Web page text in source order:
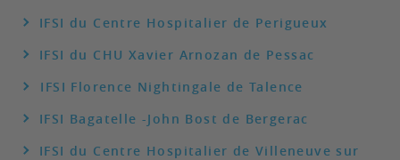
IFSI du Centre Hospitalier de Perigueux
IFSI du CHU Xavier Arnozan de Pessac
IFSI Florence Nightingale de Talence
IFSI Bagatelle -John Bost de Bergerac
IFSI du Centre Hospitalier de Villeneuve sur